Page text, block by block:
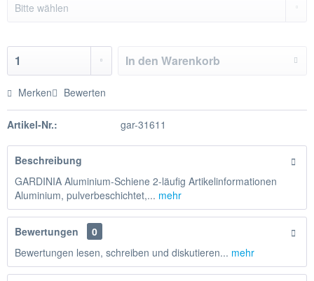
In den Warenkorb
Merken Bewerten
Artikel-Nr.: gar-31611
Beschreibung
GARDINIA Aluminium-Schiene 2-läufig Artikelinformationen
Aluminium, pulverbeschichtet,... mehr
Bewertungen
0
Bewertungen lesen, schreiben und diskutieren... mehr